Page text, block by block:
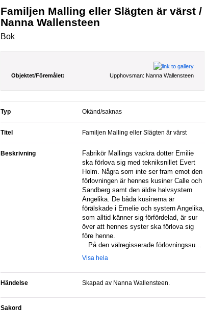
Familjen Malling eller Slägten är värst /
Nanna Wallensteen
Bok
Objektet/Föremålet: Upphovsman: Nanna Wallensteen
Typ Okänd/saknas
Titel Familjen Malling eller Slägten är värst
Beskrivning
Fabrikör Mallings vackra dotter Emilie
ska förlova sig med tekniksnillet Evert
Holm. Några som inte ser fram emot den
förlovningen är hennes kusiner Calle och
Sandberg samt den äldre halvsystern
Angelika. De båda kusinerna är
förälskade i Emelie och systern Angelika,
som alltid känner sig förfördelad, är sur
över att hennes syster ska förlova sig
före henne.
På den välregisserade förlovningssu...
Visa hela
Händelse Skapad av Nanna Wallensteen.
Sakord